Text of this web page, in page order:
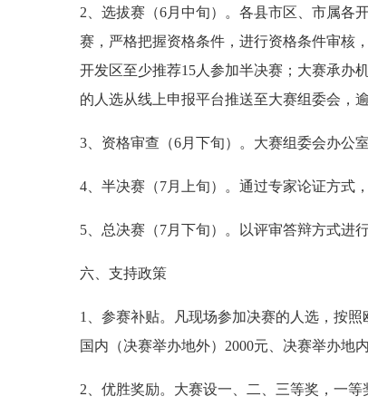
2、选拔赛（6月中旬）。各县市区、市属各
赛，严格把握资格条件，进行资格条件审核
开发区至少推荐15人参加半决赛；大赛承办
的人选从线上申报平台推送至大赛组委会，
3、资格审查（6月下旬）。大赛组委会办公
4、半决赛（7月上旬）。通过专家论证方式
5、总决赛（7月下旬）。以评审答辩方式进行
六、支持政策
1、参赛补贴。凡现场参加决赛的人选，按照
国内（决赛举办地外）2000元、决赛举办地
2、优胜奖励。大赛设一、二、三等奖，一